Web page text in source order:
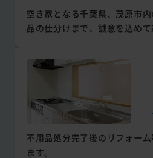
空き家となる千葉県、茂原市
品の仕分けまで、誠意を込めて
不用品処分完了後のリフォー
ます。